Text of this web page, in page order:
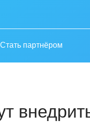
Стать партнёром